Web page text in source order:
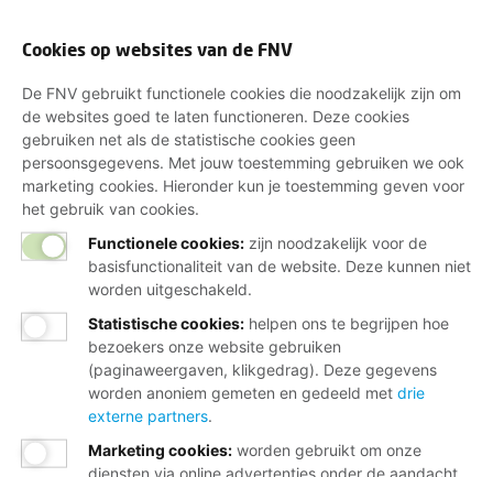
Cookies op websites van de FNV
De FNV gebruikt functionele cookies die noodzakelijk zijn om
de websites goed te laten functioneren. Deze cookies
gebruiken net als de statistische cookies geen
persoonsgegevens. Met jouw toestemming gebruiken we ook
marketing cookies. Hieronder kun je toestemming geven voor
het gebruik van cookies.
Functionele cookies: zijn noodzakelijk voor de
basisfunctionaliteit van de website. Deze kunnen niet
worden uitgeschakeld.
Statistische cookies: helpen ons te begrijpen hoe
bezoekers onze website gebruiken
(paginaweergaven, klikgedrag). Deze gegevens
worden anoniem gemeten en gedeeld met drie
externe partners.
Marketing cookies: worden gebruikt om onze
diensten via online advertenties onder de aandacht